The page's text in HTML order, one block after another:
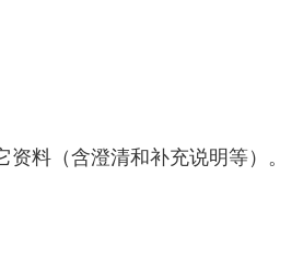
料（含澄清和补充说明等）。